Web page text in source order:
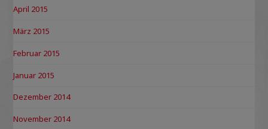
April 2015
März 2015
Februar 2015
Januar 2015
Dezember 2014
November 2014